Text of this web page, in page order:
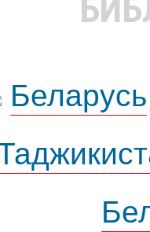
Беларусь